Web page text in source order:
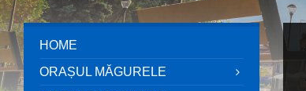
HOME
ORAȘUL MĂGURELE